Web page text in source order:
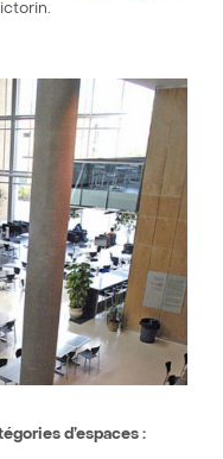
d’espaces :